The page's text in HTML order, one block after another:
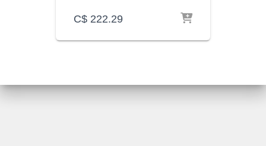
C$ 222.29